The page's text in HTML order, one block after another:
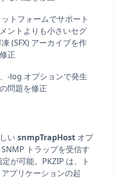
トフォームでサポート
ントよりも小さいセグ
(SFX) アーカイブを作
正
-log オプションで発生
問題を修正
い snmpTrapHost オプ
トラップを受信す
が可能。PKZIP は、ト
プリケーションの起